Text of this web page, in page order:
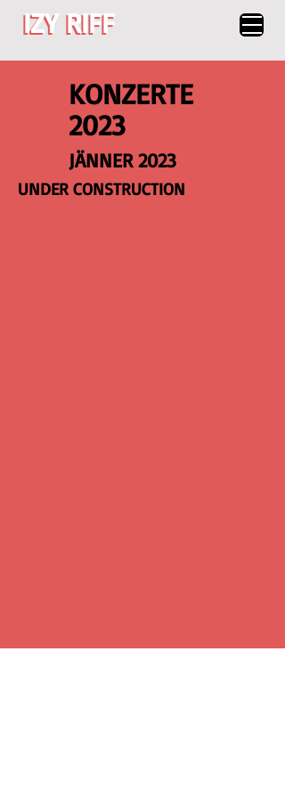
IZY RIFF
IZY RIFF
KONZERTE
2023
JÄNNER 2023
UNDER CONSTRUCTION